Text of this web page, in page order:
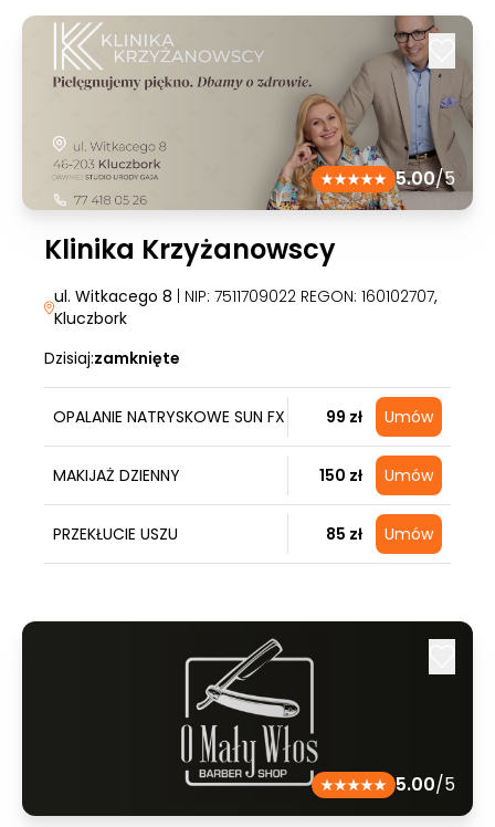
5.00/5
Klinika Krzyżanowscy
ul. Witkacego 8 | NIP: 7511709022 REGON: 160102707,
Kluczbork
Dzisiaj:zamknięte
OPALANIE NATRYSKOWE SUN FX 99 zł Umów
MAKIJAŻ DZIENNY 150 zł Umów
PRZEKŁUCIE USZU 85 zł Umów
5.00/5